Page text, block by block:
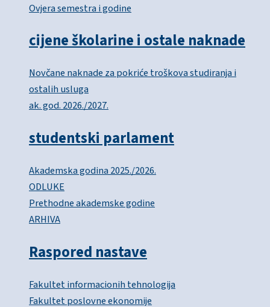
Ovjera semestra i godine
cijene školarine i ostale naknade
Novčane naknade za pokriće troškova studiranja i
ostalih usluga
ak. god. 2026./2027.
studentski parlament
Akademska godina 2025./2026.
ODLUKE
Prethodne akademske godine
ARHIVA
Raspored nastave
Fakultet informacionih tehnologija
Fakultet poslovne ekonomije